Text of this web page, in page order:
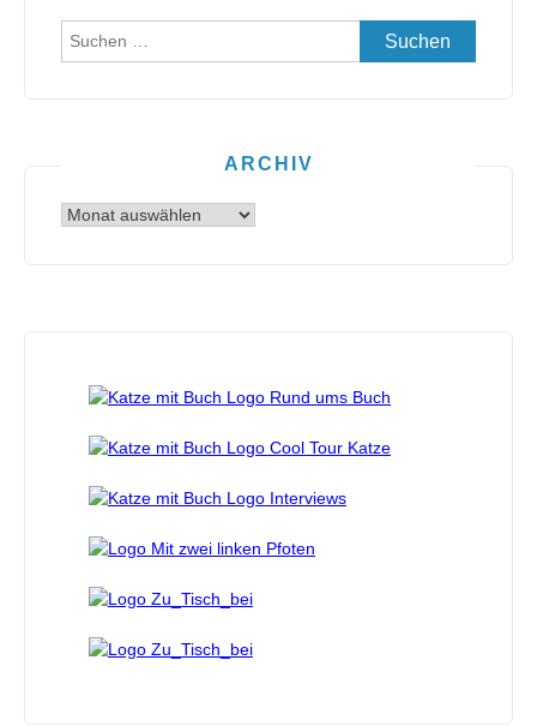
Suchen
ARCHIV
Archiv